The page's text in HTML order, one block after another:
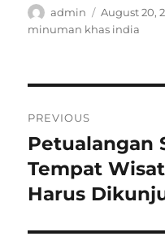
Author
admin
Posted
on
August 20,
minuman khas india
navigation
PREVIOUS
Previous
post:
Petualangan
Tempat
Harus